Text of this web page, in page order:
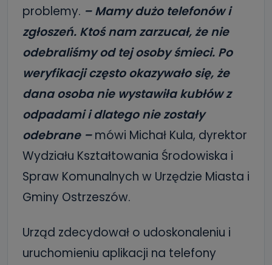
problemy. – Mamy dużo telefonów i
zgłoszeń. Ktoś nam zarzucał, że nie
odebraliśmy od tej osoby śmieci. Po
weryfikacji często okazywało się, że
dana osoba nie wystawiła kubłów z
odpadami i dlatego nie zostały
odebrane –mówi Michał Kula, dyrektor
Wydziału Kształtowania Środowiska i
Spraw Komunalnych w Urzędzie Miasta i
Gminy Ostrzeszów.
Urząd zdecydował o udoskonaleniu i
uruchomieniu aplikacji na telefony